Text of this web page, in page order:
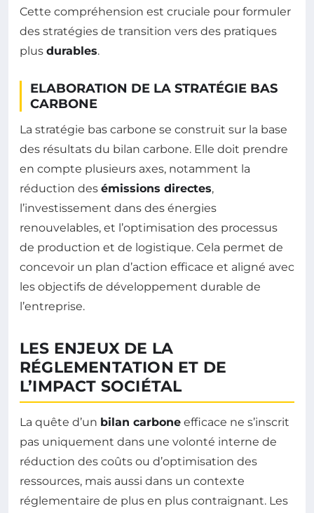
Cette compréhension est cruciale pour formuler
des stratégies de transition vers des pratiques
plus durables.
ELABORATION DE LA STRATÉGIE BAS
CARBONE
La stratégie bas carbone se construit sur la base
des résultats du bilan carbone. Elle doit prendre
en compte plusieurs axes, notamment la
réduction des émissions directes,
l’investissement dans des énergies
renouvelables, et l’optimisation des processus
de production et de logistique. Cela permet de
concevoir un plan d’action efficace et aligné avec
les objectifs de développement durable de
l’entreprise.
LES ENJEUX DE LA
RÉGLEMENTATION ET DE
L’IMPACT SOCIÉTAL
La quête d’un bilan carbone efficace ne s’inscrit
pas uniquement dans une volonté interne de
réduction des coûts ou d’optimisation des
ressources, mais aussi dans un contexte
réglementaire de plus en plus contraignant. Les